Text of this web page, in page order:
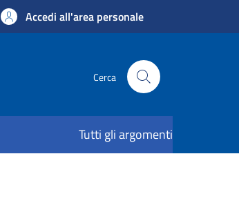
Accedi all'area personale
Cerca
Tutti gli argomenti